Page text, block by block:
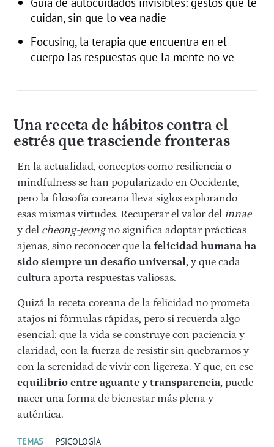
cuidan, sin que lo vea nadie
Focusing, la terapia que encuentra en el
cuerpo las respuestas que la mente no ve
Una receta de hábitos contra el
estrés que trasciende fronteras
En la actualidad, conceptos como resiliencia o
mindfulness se han popularizado en Occidente,
pero la filosofía coreana lleva siglos explorando
esas mismas virtudes. Recuperar el valor del innae
y del cheong-jeongno significa adoptar prácticas
ajenas, sino reconocer que la felicidad humana ha
sido siempre un desafío universal, y que cada
cultura aporta respuestas valiosas.
Quizá la receta coreana de la felicidad no prometa
atajos ni fórmulas rápidas, pero sí recuerda algo
esencial: que la vida se construye con paciencia y
claridad, con la fuerza de resistir sin quebrarnos y
con la serenidad de vivir con ligereza. Y que, en ese
equilibrio entre aguante y transparencia, puede
nacer una forma de bienestar más plena y
auténtica.
TEMAS PSICOLOGÍA